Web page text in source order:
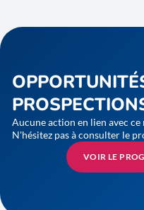
Aucune action en lien avec
N'hésitez pas à consulter le
VOIR LE